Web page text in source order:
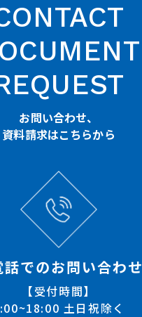
お問い合わせ、
資料請求はこちらから
話でのお問い合わせ
【受付時間】
土日祝除く